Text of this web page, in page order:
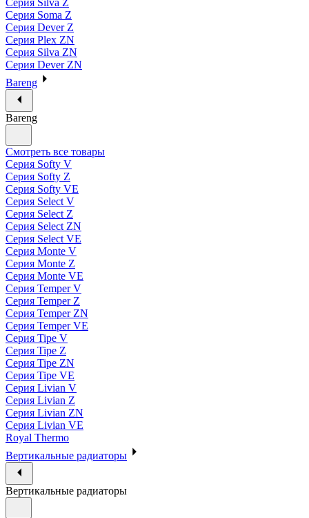
Серия Silva Z
Серия Soma Z
Серия Dever Z
Серия Plex ZN
Серия Silva ZN
Серия Dever ZN
Bareng
Bareng
Смотреть все товары
Серия Softy V
Серия Softy Z
Серия Softy VE
Серия Select V
Серия Select Z
Серия Select ZN
Серия Select VE
Серия Monte V
Серия Monte Z
Серия Monte VE
Серия Temper V
Серия Temper Z
Серия Temper ZN
Серия Temper VE
Серия Tipe V
Серия Tipe Z
Серия Tipe ZN
Серия Tipe VE
Серия Livian V
Серия Livian Z
Серия Livian ZN
Серия Livian VE
Royal Thermo
Вертикальные радиаторы
Вертикальные радиаторы